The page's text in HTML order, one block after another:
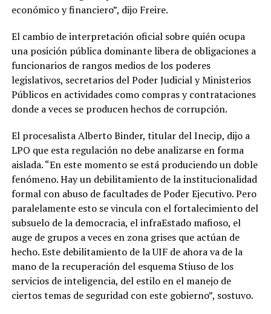
económico y financiero”, dijo Freire.
El cambio de interpretación oficial sobre quién ocupa
una posición pública dominante libera de obligaciones a
funcionarios de rangos medios de los poderes
legislativos, secretarios del Poder Judicial y Ministerios
Públicos en actividades como compras y contrataciones
donde a veces se producen hechos de corrupción.
El procesalista Alberto Binder, titular del Inecip, dijo a
LPO que esta regulación no debe analizarse en forma
aislada. “En este momento se está produciendo un doble
fenómeno. Hay un debilitamiento de la institucionalidad
formal con abuso de facultades de Poder Ejecutivo. Pero
paralelamente esto se vincula con el fortalecimiento del
subsuelo de la democracia, el infraEstado mafioso, el
auge de grupos a veces en zona grises que actúan de
hecho. Este debilitamiento de la UIF de ahora va de la
mano de la recuperación del esquema Stiuso de los
servicios de inteligencia, del estilo en el manejo de
ciertos temas de seguridad con este gobierno”, sostuvo.